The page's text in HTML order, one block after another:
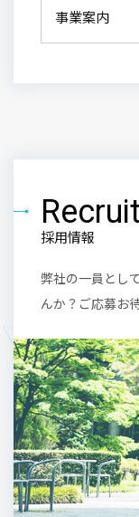
事業案内
Recruit
採用情報
弊社の一員とし
んか？ご応募お